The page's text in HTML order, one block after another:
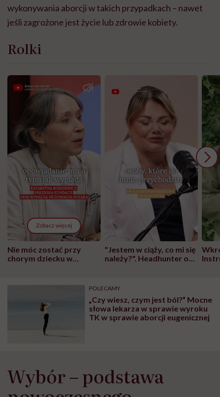
wykonywania aborcji w takich przypadkach – nawet
jeśli zagrożone jest życie lub zdrowie kobiety.
Rolki
Zobacz więcej
Nie móc zostać przy
chorym dziecku w
może chyba tylko
wyobraźni"
"Jestem w ciąży, co mi się
należy?". Headhunter o
pracy
POLECAMY
„Czy wiesz, czym jest ból?” Mocne
słowa lekarza w sprawie wyroku
TK w sprawie aborcji eugenicznej
Wybór – podstawa